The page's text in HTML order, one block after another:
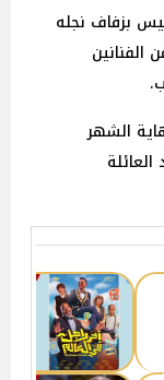
بزفاف نجله
الشهر